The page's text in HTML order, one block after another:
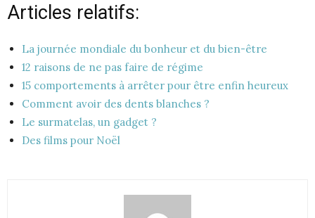
Articles relatifs:
La journée mondiale du bonheur et du bien-être
12 raisons de ne pas faire de régime
15 comportements à arrêter pour être enfin heureux
Comment avoir des dents blanches ?
Le surmatelas, un gadget ?
Des films pour Noël